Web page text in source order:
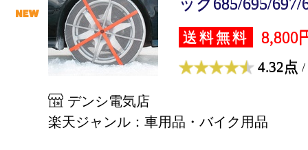
送料無料 8,800
4.32点 /
デンシ電気店
楽天ジャンル：車用品・バイク用品